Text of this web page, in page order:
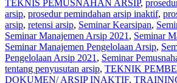
TEKNIS PEMUSNAHAN ARSIP,
arsip, prosedur pemindahan arsip inaktif,
arsip, retensi arsip, Seminar Kearsipan,
Seminar Manajemen Arsip 2021 , Seminar
Seminar Manajemen Pengelolaan Arsip,
Pengelolaan Arsip 2021 , Seminar
tentang penyusutan arsip, TEKNIK
DOKUMEN/ ARSIP INAKTIF,